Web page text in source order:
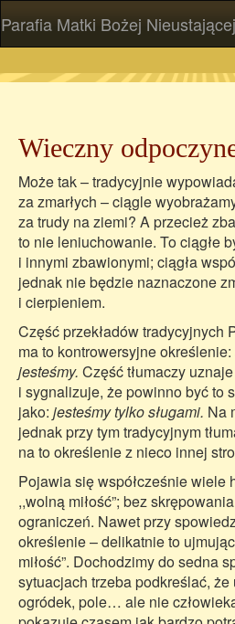
Parafia Matki Bożej
Wieczny
Może tak – tradycyjnie
za zmarłych – ciągle
za trudy na ziemi? A przecież
to nie leniuchowanie. To ciągłe
i innymi zbawionymi; ciągła
jednak nie będzie naznaczone
i cierpieniem.
Część przekładów tradycyjnych
ma to kontrowersyjne określenie:
jesteśmy. Część tłumaczy
i sygnalizuje, że powinno być to
jako: jesteśmy tylko sługami. Na
jednak przy tym tradycyjnym
na to określenie z nieco innej
Pojawia się współcześnie wiele
,,wolną miłość”; bez
ograniczeń. Nawet przy
określenie – delikatnie to
miłość”. Dochodzimy do sedna
sytuacjach trzeba podkreślać,
ogródek, pole… ale nie